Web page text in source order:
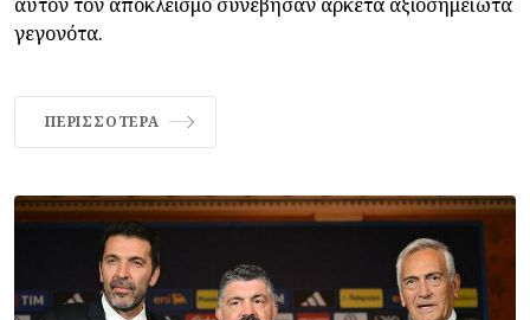
γεγονότα.
ΠΕΡΙΣΣΌΤΕΡΑ